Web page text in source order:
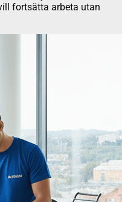
fortsätta arbeta utan